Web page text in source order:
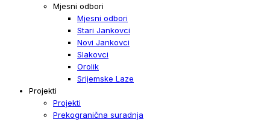
Mjesni odbori
Mjesni odbori
Stari Jankovci
Novi Jankovci
Slakovci
Orolik
Srijemske Laze
Projekti
Projekti
Prekogranična suradnja